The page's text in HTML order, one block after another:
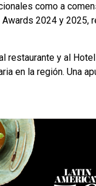
como a
Awards 2024 y
restaurante y al
en la región. Una